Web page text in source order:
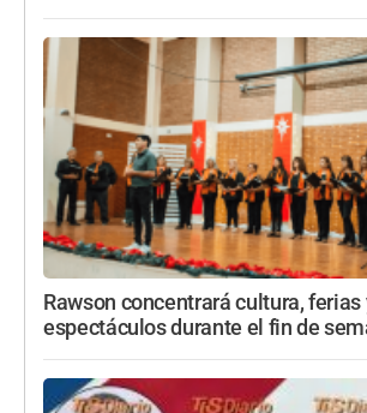
Rawson concentrará cultura, ferias
espectáculos durante el fin de